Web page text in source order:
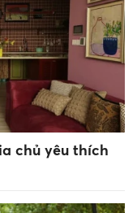
chủ yêu thích